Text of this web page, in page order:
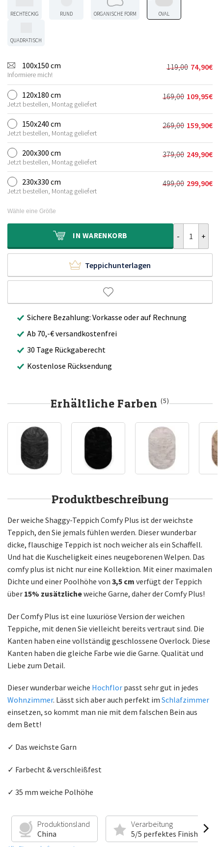
RECHTECKIG RUND ORGANISCHE FORM OVAL
QUADRATISCH
100x150 cm
Informiere mich!
119,00
Preis
war:
119,00€
74,90€
Aktueller
Preis
ist:
74,90€.
120x180 cm
Jetzt bestellen, Montag geliefert
169,00
Preis
war:
169,00€
109,95€
Aktueller
Preis
ist:
109,95€.
150x240 cm
Jetzt bestellen, Montag geliefert
269,00
Preis
war:
269,00€
159,90€
Aktueller
Preis
ist:
159,90€.
200x300 cm
Jetzt bestellen, Montag geliefert
379,00
Preis
war:
379,00€
249,90€
Aktueller
Preis
ist:
249,90€.
230x330 cm
Jetzt bestellen, Montag geliefert
499,00 299,90€
Aktueller
Wähle eine Größe
IN WARENKORB
Teppichunterlagen
Sichere Bezahlung: Vorkasse oder auf Rechnung
Ab 70,-€ versandkostenfrei
30 Tage Rückgaberecht
Kostenlose Rücksendung
Erhältliche Farben(5)
Produktbeschreibung
Der weiche Shaggy-Teppich Comfy Plus ist der weichste
Teppich, den Sie jemals fühlen werden. Dieser wunderbar
dicke, flauschige Teppich ist noch weicher als ein Schaffell.
Und hat die Kuscheligkeit eines neugeborenen Welpen. Das
comfy plus ist nicht nur eine Kollektion. Mit einer maximalen
Dichte und einer Poolhöhe von 3,5 cm verfügt der Teppich
über 15% zusätzlicheweiche Garne, daher der Comfy Plus!
Der Comfy Plus ist eine luxuriöse Version der weichen
Teppiche, mit denen Sie vielleicht bereits vertraut sind. Die
Kanten haben eine vollständig geschlossene Overlock. Diese
Kanten haben die gleiche Farbe wie die Garne. Qualität und
Liebe zum Detail.
Dieser wunderbar weiche Hochflor passt sehr gut in jedes
Wohnzimmer. Lässt sich aber auch perfekt im Schlafzimmer
einsetzen, so kommt man nie mit dem falschen Bein aus
dem Bett!
✓ Das weichste Garn
✓ Farbecht & verschleißfest
✓ 35 mm weiche Polhöhe
Produktionsland
China
Verarbeitung
5/5 perfektes Finish